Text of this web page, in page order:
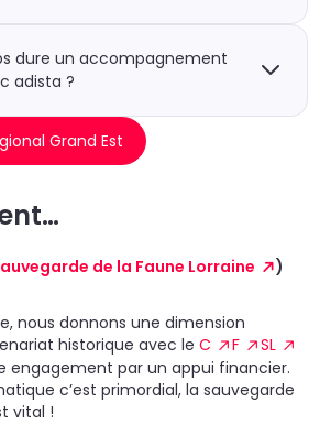
de production, de
Ces secteurs, très représentés en
du dispositif.
dure un accompagnement
adista ?
s’étend généralement sur 4 à 8
de l’organisation. La Phase 2
varie en fonction de la
Grand Est
de la Faune Lorraine )
nous donnons une dimension
historique avec le C F
SL
engagement par un appui financier.
c’est primordial, la sauvegarde
vital !